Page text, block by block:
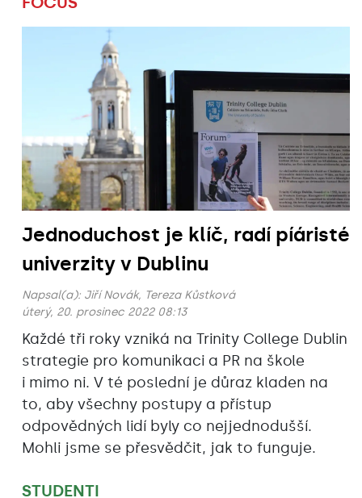
Jednoduchost je klíč, radí píáristé
univerzity v Dublinu
Napsal(a): Jiří Novák, Tereza Kůstková
úterý, 20. prosinec 2022 08:13
Každé tři roky vzniká na Trinity College Dublin
strategie pro komunikaci a PR na škole
i mimo ni. V té poslední je důraz kladen na
to, aby všechny postupy a přístup
odpovědných lidí byly co nejjednodušší.
Mohli jsme se přesvědčit, jak to funguje.
STUDENTI